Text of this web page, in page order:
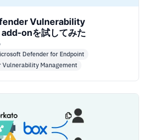
Vulnerability
onを試してみた
Defender for Endpoint
Vulnerability Management